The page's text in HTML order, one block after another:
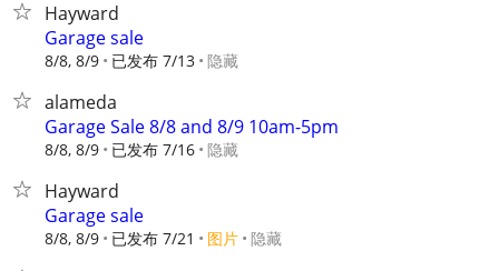
Hayward
Garage sale
8/8, 8/9 已发布 7/13 隐藏
alameda
Garage Sale 8/8 and 8/9 10am-5pm
8/8, 8/9 已发布 7/16 隐藏
Hayward
Garage sale
8/8, 8/9 已发布 7/21 图片 隐藏